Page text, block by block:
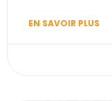
EN SAVOIR PLUS